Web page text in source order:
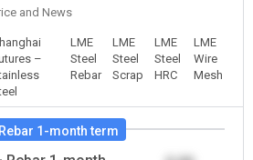
and News
–
LME
Steel
Rebar
LME
Steel
Scrap
LME
Steel
HRC
LME
Wire
Mesh
1-month term